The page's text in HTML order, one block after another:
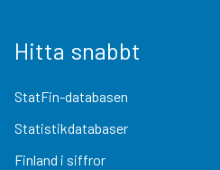
Hitta snabbt
StatFin-databasen
Statistikdatabaser
Finland i siffror